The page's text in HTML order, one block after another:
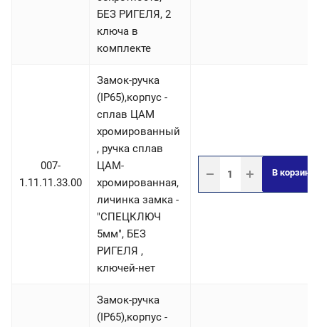
БЕЗ РИГЕЛЯ, 2
ключа в
комплекте
007-
1.11.11.33.00
Замок-ручка
(IP65),корпус -
сплав ЦАМ
хромированный
, ручка сплав
ЦАМ-
хромированная,
личинка замка -
"СПЕЦКЛЮЧ
5мм", БЕЗ
РИГЕЛЯ ,
ключей-нет
В корзину
Замок-ручка
(IP65),корпус -